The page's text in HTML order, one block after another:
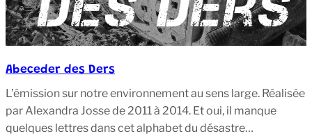
Abeceder des Ders
L’émission sur notre environnement au sens large. Réalisée
par Alexandra Josse de 2011 à 2014. Et oui, il manque
quelques lettres dans cet alphabet du désastre…